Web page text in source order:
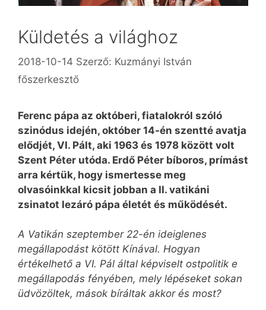
Küldetés a világhoz
2018-10-14 Szerző: Kuzmányi István
főszerkesztő
Ferenc pápa az októberi, fiatalokról szóló
szinódus idején, október 14-én szentté avatja
elődjét, VI. Pált, aki 1963 és 1978 között volt
Szent Péter utóda. Erdő Péter bíboros, prímást
arra kértük, hogy ismertesse meg
olvasóinkkal kicsit jobban a II. vatikáni
zsinatot lezáró pápa életét és működését.
A Vatikán szeptember 22-én ideiglenes
megállapodást kötött Kínával. Hogyan
értékelhető a VI. Pál által képviselt ostpolitik e
megállapodás fényében, mely lépéseket sokan
üdvözöltek, mások bíráltak akkor és most?